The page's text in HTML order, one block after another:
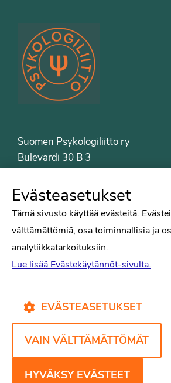
Suomen Psykologiliitto ry
Bulevardi 30 B 3
Puh. 09-6122 9122
Psykologiliiton sivut
Tiede
Puheenvuorot
Kirjat
Yhteystiedot
Evästekäytännöt
Evästeasetukset
Tämä sivusto käyttää evästeitä.
välttämättömiä, osa toiminnallisia ja
analytiikkatarkoituksiin.
Lue lisää Evästekäytännöt-sivulta.
EVÄSTEASETUKSET
VAIN VÄLTTÄMÄTTÖMÄT
HYVÄKSY EVÄSTEET